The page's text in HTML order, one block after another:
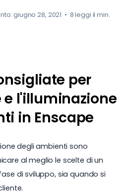
giugno 28, 2021 • 8 leggi il min.
per
e l'illuminazione
in Enscape
degli ambienti sono
al meglio le scelte di un
di sviluppo, sia quando si